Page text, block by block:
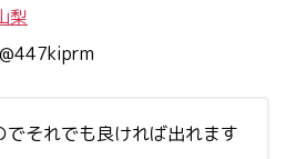
梨
@447kiprm
それでも良ければ出れます